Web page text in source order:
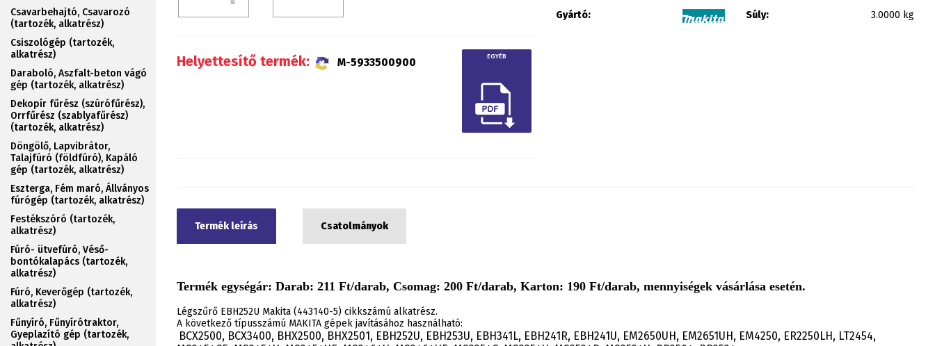
Csavarbehajtó, Csavarozó
(tartozék, alkatrész)
Csiszológép (tartozék,
alkatrész)
Daraboló, Aszfalt-beton vágó
gép (tartozék, alkatrész)
Dekopír fűrész (szúrófűrész),
Orrfűrész (szablyafűrész)
(tartozék, alkatrész)
Döngölő, Lapvibrátor,
Talajfúró (földfúró), Kapáló
gép (tartozék, alkatrész)
Eszterga, Fém maró, Állványos
fúrógép (tartozék, alkatrész)
Festékszóró (tartozék,
alkatrész)
Fúró- ütvefúró, Véső-
bontókalapács (tartozék,
alkatrész)
Fúró, Keverőgép (tartozék,
alkatrész)
Fűnyíró, Fűnyírótraktor,
Gyeplazító gép (tartozék,
Helyettesítő termék: M-5933500900 EGYÉB
Gyártó: Súly: 3.0000 kg
Termék leírás Csatolmányok
Termék egységár: Darab: 211 Ft/darab, Csomag: 200 Ft/darab, Karton: 190 Ft/darab, mennyiségek vásárlása esetén.
Légszűrő EBH252U Makita (443140-5) cikkszámú alkatrész.
A következő típusszámú MAKITA gépek javításához használható:
BCX2500, BCX3400, BHX2500, BHX2501, EBH252U, EBH253U, EBH341L, EBH241R, EBH241U, EM2650UH, EM2651UH, EM4250, ER2250LH, LT2454,